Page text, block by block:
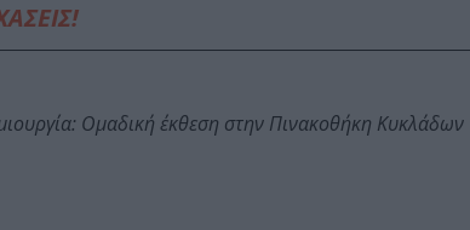
Ομαδική έκθεση στην Πινακοθήκη Κυκλάδων